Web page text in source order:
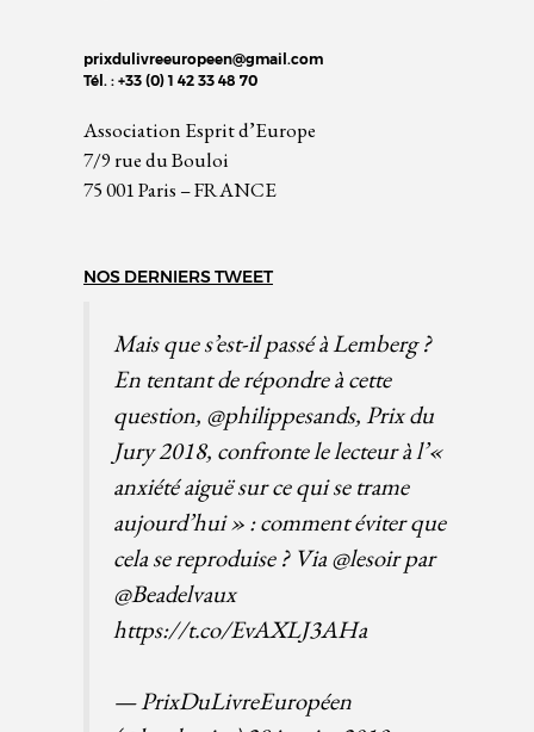
prixdulivreeuropeen@gmail.com
Tél. : +33 (0) 1 42 33 48 70
Association Esprit d’Europe
7/9 rue du Bouloi
75 001 Paris – FRANCE
NOS DERNIERS TWEET
Mais que s’est-il passé à Lemberg ?
En tentant de répondre à cette
question, @philippesands, Prix du
Jury 2018, confronte le lecteur à l’«
anxiété aiguë sur ce qui se trame
aujourd’hui » : comment éviter que
cela se reproduise ? Via@lesoirpar
@Beadelvaux
https://t.co/EvAXLJ3AHa
— PrixDuLivreEuropéen